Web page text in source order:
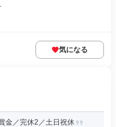
気になる
金／完休2／土日祝休